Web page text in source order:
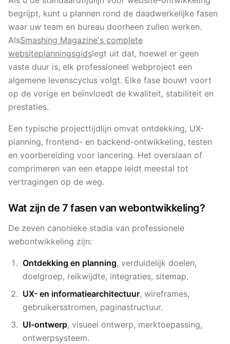
begrijpt, kunt u plannen rond de daadwerkelijke fasen
waar uw team en bureau doorheen zullen werken.
AlsSmashing Magazine's complete
websiteplanningsgidslegt uit dat, hoewel er geen
vaste duur is, elk professioneel webproject een
algemene levenscyclus volgt. Elke fase bouwt voort
op de vorige en beïnvloedt de kwaliteit, stabiliteit en
prestaties.
Een typische projecttijdlijn omvat ontdekking, UX-
planning, frontend- en backend-ontwikkeling, testen
en voorbereiding voor lancering. Het overslaan of
comprimeren van een etappe leidt meestal tot
vertragingen op de weg.
Wat zijn de 7 fasen van webontwikkeling?
De zeven canonieke stadia van professionele
webontwikkeling zijn:
Ontdekking en planning, verduidelijk doelen,
doelgroep, reikwijdte, integraties, sitemap.
UX- en informatiearchitectuur, wireframes,
gebruikersstromen, paginastructuur.
UI-ontwerp, visueel ontwerp, merktoepassing,
ontwerpsysteem.